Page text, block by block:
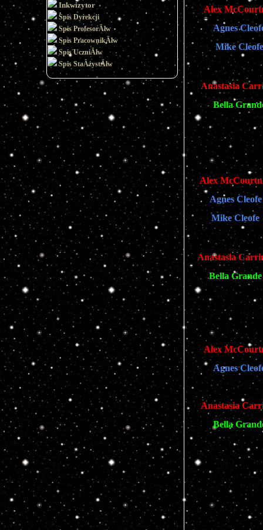
Inkwizytor
Spis Dyrekcji
Spis ProfesorĂłw
Spis PracownikĂłw
Spis UczniĂłw
Spis StaÂżystĂłw
Alex
Agnes
Mike Cleofe
Anastasia
Bella
Alex
Agnes Cleofe
Mike Cleofe
Anastasia
Bella Grande
Alex
Agnes
Anastasia
Bella